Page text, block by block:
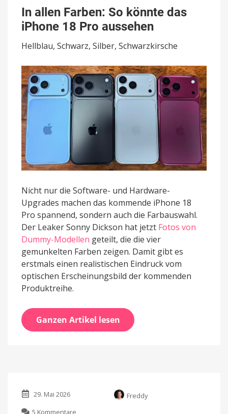
allen
Farben:
So
das
18
Pro
aussehen
In allen Farben: So könnte das
iPhone 18 Pro aussehen
Hellblau, Schwarz, Silber, Schwarzkirsche
Nicht nur die Software- und Hardware-
Upgrades machen das kommende iPhone 18
Pro spannend, sondern auch die Farbauswahl.
Der Leaker Sonny Dickson hat jetzt Fotos von
Dummy-Modellen geteilt, die die vier
gemunkelten Farben zeigen. Damit gibt es
erstmals einen realistischen Eindruck vom
optischen Erscheinungsbild der kommenden
Produktreihe.
Ganzen Artikel lesen
29. Mai 2026
Freddy
5 Kommentare